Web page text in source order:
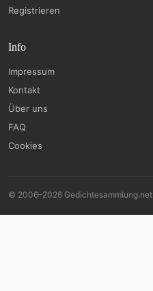
Registrieren
Info
Impressum
Kontakt
Über uns
FAQ
Cookies
© 2006–2026 Gedichtesammlung.net